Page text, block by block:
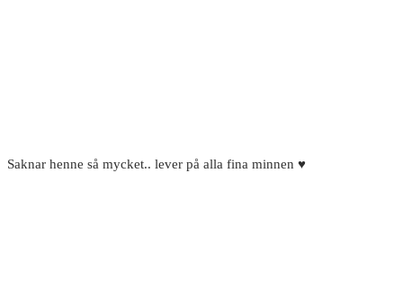
Saknar henne så mycket.. lever på alla fina minnen ♥️